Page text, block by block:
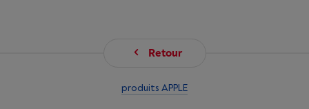
Retour
produits APPLE